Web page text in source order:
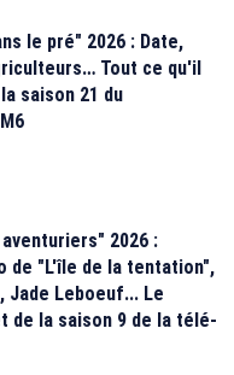
le pré" 2026 : Date,
Tout ce qu'il
saison 21 du
2026 :
de "L'île de la tentation",
Jade Leboeuf... Le
de la saison 9 de la télé-